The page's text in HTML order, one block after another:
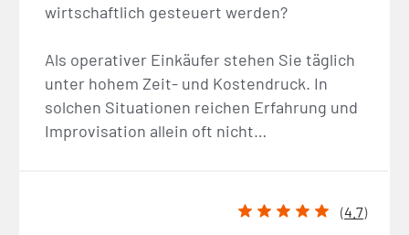
wirtschaftlich gesteuert werden?
Als operativer Einkäufer stehen Sie täglich
unter hohem Zeit- und Kostendruck. In
solchen Situationen reichen Erfahrung und
Improvisation allein oft nicht…
(4.7)